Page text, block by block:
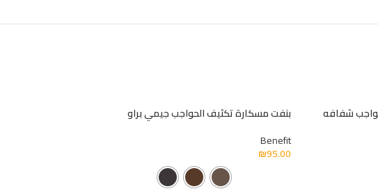
حواجب شفافه
بنفت مسكارة تكثيف الحواجب جيمي براو
Benefit
₪95.00